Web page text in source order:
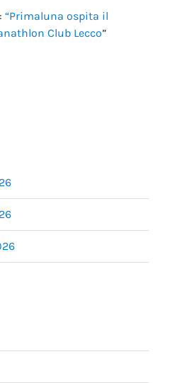
“Primaluna ospita il
Club Lecco”